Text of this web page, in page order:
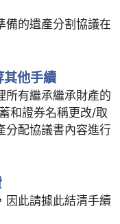
備的遺產分割協議在
其他手續
所有繼承繼承財產的
和證券名稱更改/取
分配協議書內容進行
因此請據此結清手續